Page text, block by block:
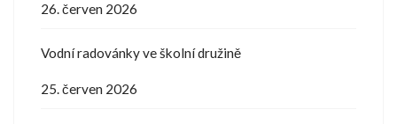
26. červen 2026
Vodní radovánky ve školní družině
25. červen 2026